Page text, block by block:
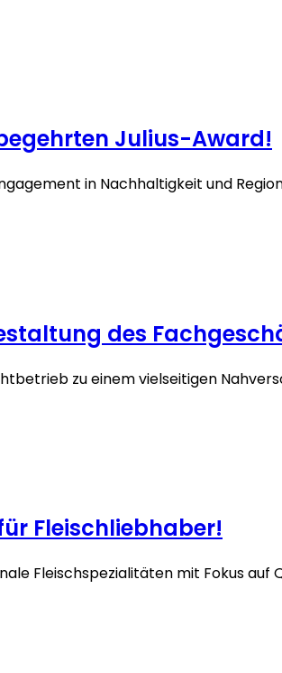
Julius-Award!
in Nachhaltigkeit und
des
zu einem vielseitigen
Fleischliebhaber!
Fleischspezialitäten mit Fokus auf